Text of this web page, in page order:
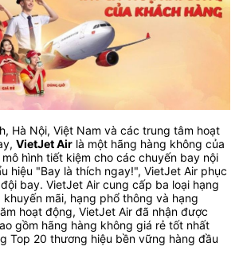
Hà Nội, Việt Nam và các trung tâm hoạt
VietJet Air là một hãng hàng không của
hình tiết kiệm cho các chuyến bay nội
hiệu "Bay là thích ngay!", VietJet Air phục
bay. VietJet Air cung cấp ba loại hạng
mãi, hạng phổ thông và hạng
hoạt động, VietJet Air đã nhận được
gồm hãng hàng không giá rẻ tốt nhất
Top 20 thương hiệu bền vững hàng đầu